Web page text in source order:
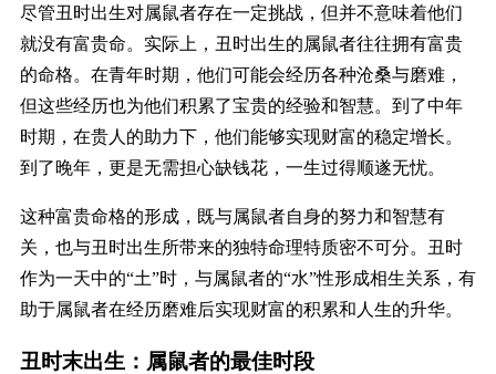
尽管丑时出生对属鼠者存在一定挑战，但并不意味着他们
就没有富贵命。实际上，丑时出生的属鼠者往往拥有富贵
的命格。在青年时期，他们可能会经历各种沧桑与磨难，
但这些经历也为他们积累了宝贵的经验和智慧。到了中年
时期，在贵人的助力下，他们能够实现财富的稳定增长。
到了晚年，更是无需担心缺钱花，一生过得顺遂无忧。
这种富贵命格的形成，既与属鼠者自身的努力和智慧有
关，也与丑时出生所带来的独特命理特质密不可分。丑时
作为一天中的“土”时，与属鼠者的“水”性形成相生关系，有
助于属鼠者在经历磨难后实现财富的积累和人生的升华。
丑时末出生：属鼠者的最佳时段